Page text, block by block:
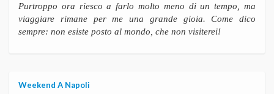
Purtroppo ora riesco a farlo molto meno di un tempo, ma
viaggiare rimane per me una grande gioia. Come dico
sempre: non esiste posto al mondo, che non visiterei!
Weekend A Napoli